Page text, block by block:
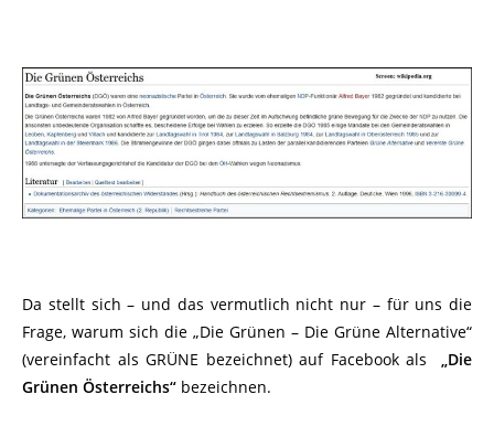
Da stellt sich – und das vermutlich nicht nur – für uns die
Frage, warum sich die „Die Grünen – Die Grüne Alternative“
(vereinfacht als GRÜNE bezeichnet) auf Facebook als „Die
Grünen Österreichs“ bezeichnen.